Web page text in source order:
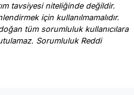
tavsiyesi niteliğinde değildir.
için kullanılmamalıdır.
tüm sorumluluk kullanıcılara
Sorumluluk Reddi